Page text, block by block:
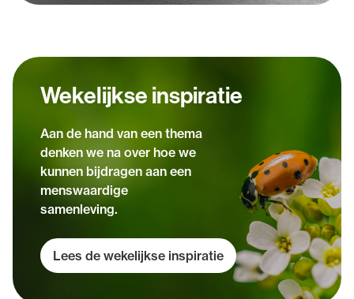
Wekelijkse inspiratie
Aan de hand van een thema
denken we na over hoe we
kunnen bijdragen aan een
menswaardige
samenleving.
Lees de wekelijkse inspiratie